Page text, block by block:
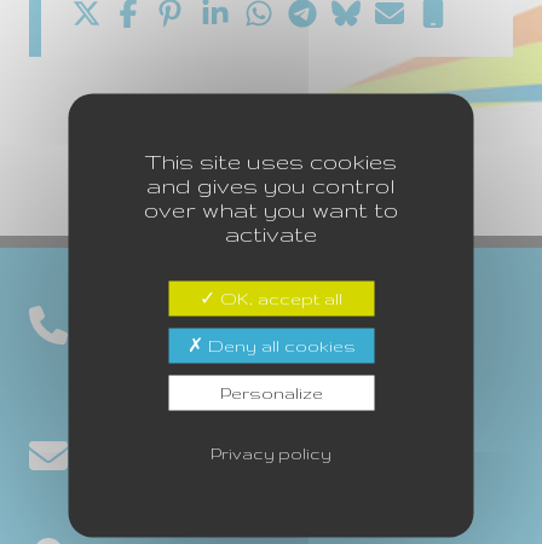
NOUS APPELER
06 80 33 50 49 - Nord Loire
06 88 07 25 56 - Sud Loire
NOUS CONTACTER
This site uses cookies
and gives you control
over what you want to
activate
OK, accept all
Deny all cookies
Personalize
Privacy policy